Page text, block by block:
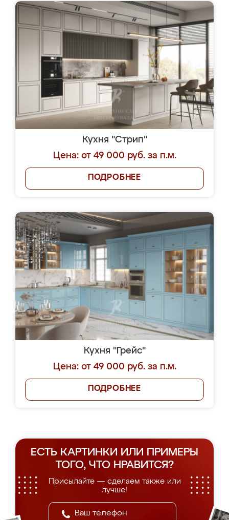
Кухня "Стрип"
Цена: от 49 000 руб. за п.м.
ПОДРОБНЕЕ
Кухня "Грейс"
Цена: от 49 000 руб. за п.м.
ПОДРОБНЕЕ
ЕСТЬ КАРТИНКИ ИЛИ ПРИМЕРЫ
ТОГО, ЧТО НРАВИТСЯ?
Присылайте — сделаем также или
лучше!